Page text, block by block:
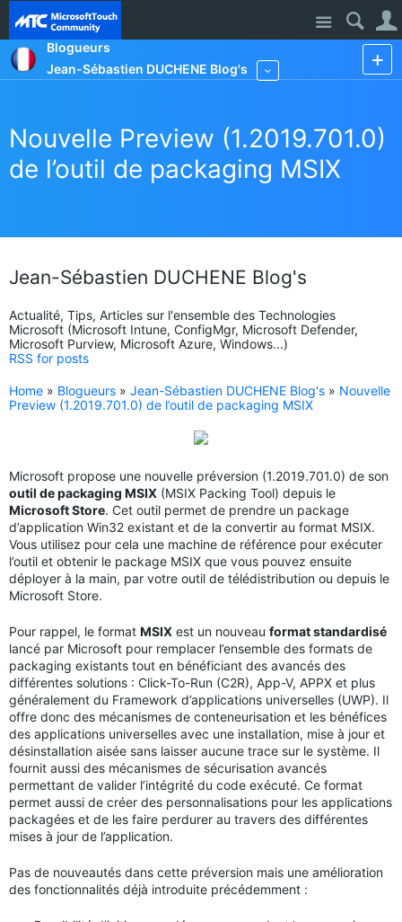
Site
Blogueurs
Jean-Sébastien DUCHENE Blog's
Nouvelle Preview (1.2019.701.0)
de l’outil de packaging MSIX
Jean-Sébastien DUCHENE Blog's
Actualité, Tips, Articles sur l'ensemble des Technologies
Microsoft (Microsoft Intune, ConfigMgr, Microsoft Defender,
Microsoft Purview, Microsoft Azure, Windows...)
RSS for posts
Home » Blogueurs » Jean-Sébastien DUCHENE Blog's » Nouvelle
Preview (1.2019.701.0) de l’outil de packaging MSIX
Microsoft propose une nouvelle préversion (1.2019.701.0) de son
outil de packaging MSIX (MSIX Packing Tool) depuis le
Microsoft Store. Cet outil permet de prendre un package
d’application Win32 existant et de la convertir au format MSIX.
Vous utilisez pour cela une machine de référence pour exécuter
l’outil et obtenir le package MSIX que vous pouvez ensuite
déployer à la main, par votre outil de télédistribution ou depuis le
Microsoft Store.
Pour rappel, le format MSIX est un nouveau format standardisé
lancé par Microsoft pour remplacer l’ensemble des formats de
packaging existants tout en bénéficiant des avancés des
différentes solutions : Click-To-Run (C2R), App-V, APPX et plus
généralement du Framework d’applications universelles (UWP). Il
offre donc des mécanismes de conteneurisation et les bénéfices
des applications universelles avec une installation, mise à jour et
désinstallation aisée sans laisser aucune trace sur le système. Il
fournit aussi des mécanismes de sécurisation avancés
permettant de valider l’intégrité du code exécuté. Ce format
permet aussi de créer des personnalisations pour les applications
packagées et de les faire perdurer au travers des différentes
mises à jour de l’application.
Pas de nouveautés dans cette préversion mais une amélioration
des fonctionnalités déjà introduite précédemment :